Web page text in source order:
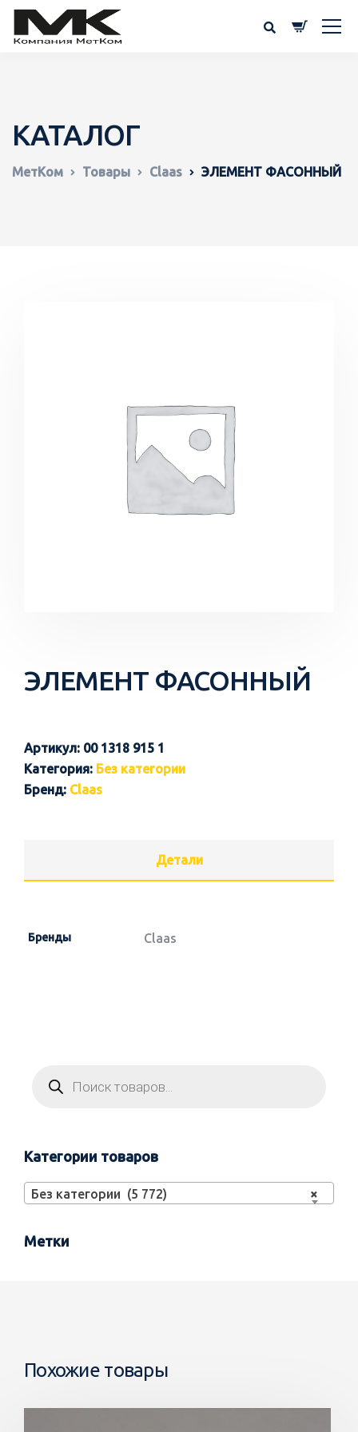
КАТАЛОГ
МетКом Товары Claas ЭЛЕМЕНТ ФАСОННЫЙ
ЭЛЕМЕНТ ФАСОННЫЙ
Артикул: 00 1318 915 1
Категория: Без категории
Бренд: Claas
Детали
Бренды Claas
Категории товаров
×
Без категории (5 772)
Метки
Похожие товары